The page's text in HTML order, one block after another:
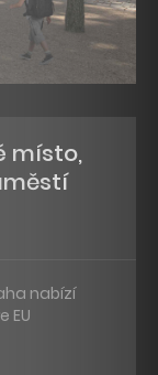
místo,
nabízí
EU